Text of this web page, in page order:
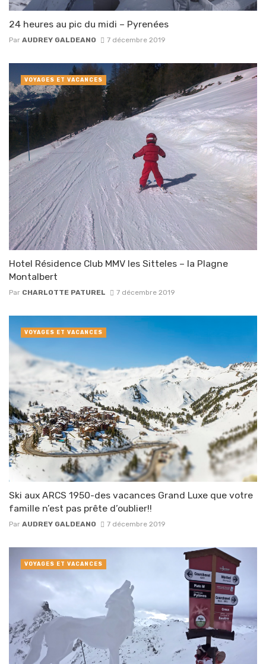
24 heures au pic du midi – Pyrenées
Par AUDREY GALDEANO 7 décembre 2019
Hotel Résidence Club MMV les Sitteles – la Plagne
Montalbert
Par CHARLOTTE PATUREL 7 décembre 2019
VOYAGES ET VACANCES
Ski aux ARCS 1950-des vacances Grand Luxe que votre
famille n’est pas prête d’oublier!!
Par AUDREY GALDEANO 7 décembre 2019
VOYAGES ET VACANCES
VOYAGES ET VACANCES